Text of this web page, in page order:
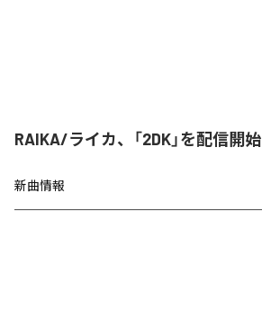
RAIKA/ライカ、「2DK」を配信開始
新曲情報